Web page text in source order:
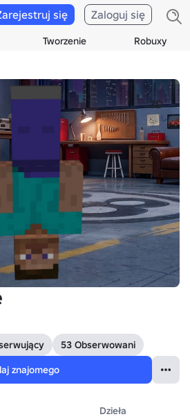
Tworzenie Robuxy
się Zaloguj się
3D
53 Obserwowani
znajomego
Dzieła